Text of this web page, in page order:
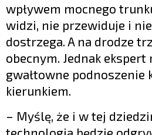
wpływem mocnego
widzi, nie przewiduje i
dostrzega. A na drodze
obecnym. Jednak ekspert
gwałtowne podnoszenie
kierunkiem.
– Myślę, że i w tej